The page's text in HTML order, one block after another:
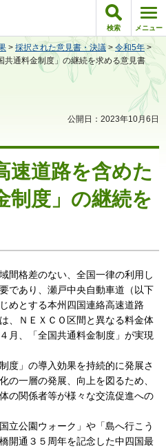
検索 メニュー
> 採択された意見書・決議 > 令和5年>
共通料金制度」の継続を求める意見書
公開日：2023年10月6日
速道路を含めた
制度」の継続を
間格差のない、全国一律の利用し
であり、瀬戸中央自動車道（以下
めとする本州四国連絡高速道路
、ＮＥＸＣＯ区間と異なる料金体
月、「全国共通料金制度」が実現
度」の導入効果を持続的に発展さ
の一層の発展、向上を図るため、
の関係者等が様々な交流促進への
立公園ウォーク」や「島へ行こう
開通３５周年を記念した中四国最